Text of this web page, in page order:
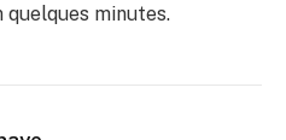
minutes.